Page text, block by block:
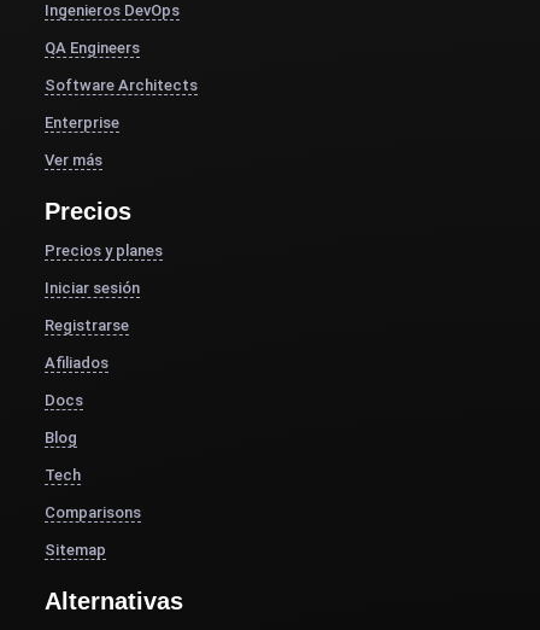
Ingenieros DevOps
QA Engineers
Software Architects
Enterprise
Ver más
Precios
Precios y planes
Iniciar sesión
Registrarse
Afiliados
Docs
Blog
Tech
Comparisons
Sitemap
Alternativas